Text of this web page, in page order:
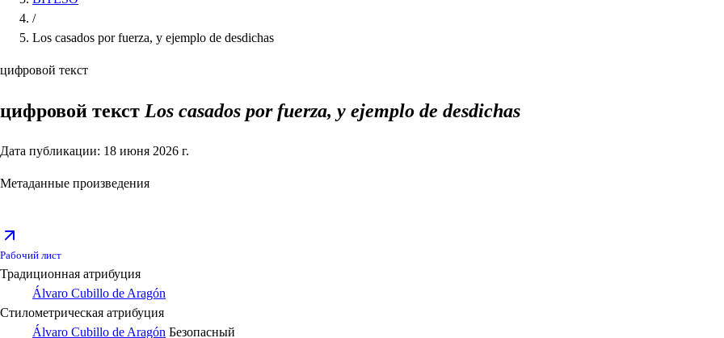
/
Los casados por fuerza, y ejemplo de desdichas
цифровой текст
цифровой текст Los casados por fuerza, y ejemplo de desdichas
Дата публикации: 18 июня 2026 г.
Метаданные произведения
Рабочий лист
Традиционная атрибуция
Álvaro Cubillo de Aragón
Стилометрическая атрибуция
Álvaro Cubillo de Aragón Безопасный